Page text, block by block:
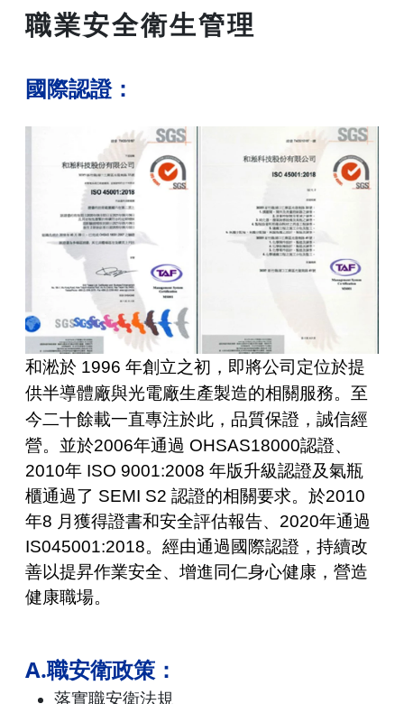
職業安全衛生管理
國際認證：
和淞於 1996 年創立之初，即將公司定位於提
供半導體廠與光電廠生產製造的相關服務。至
今二十餘載一直專注於此，品質保證，誠信經
營。並於2006年通過 OHSAS18000認證、
2010年 ISO 9001:2008 年版升級認證及氣瓶
櫃通過了 SEMI S2 認證的相關要求。於2010
年8 月獲得證書和安全評估報告、 2020年通過
IS045001:2018。經由通過國際認證，持續改
善以提昇作業安全、增進同仁身心健康，營造
健康職場。
A.職安衛政策：
落實職安衛法規